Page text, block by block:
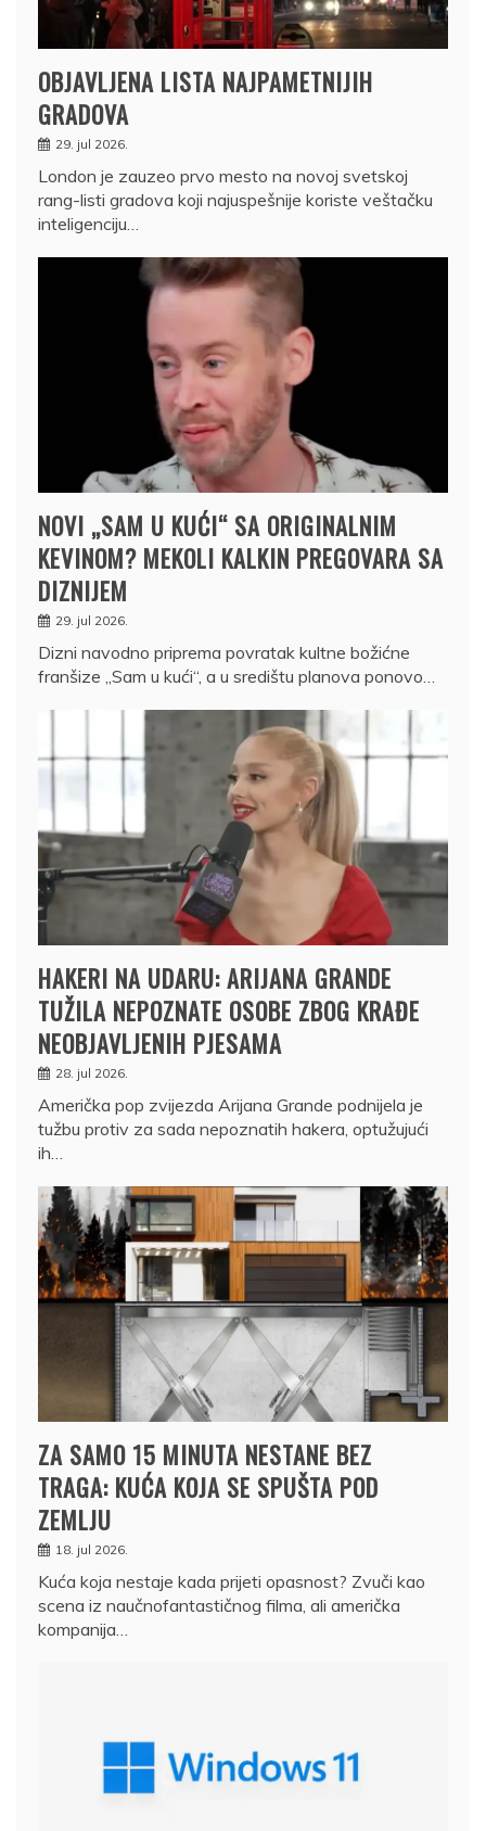
OBJAVLJENA LISTA NAJPAMETNIJIH
GRADOVA
29. jul 2026.
London je zauzeo prvo mesto na novoj svetskoj
rang-listi gradova koji najuspešnije koriste veštačku
inteligenciju…
NOVI „SAM U KUĆI“ SA ORIGINALNIM
KEVINOM? MEKOLI KALKIN PREGOVARA SA
DIZNIJEM
29. jul 2026.
Dizni navodno priprema povratak kultne božićne
franšize „Sam u kući“, a u središtu planova ponovo…
HAKERI NA UDARU: ARIJANA GRANDE
TUŽILA NEPOZNATE OSOBE ZBOG KRAĐE
NEOBJAVLJENIH PJESAMA
28. jul 2026.
Američka pop zvijezda Arijana Grande podnijela je
tužbu protiv za sada nepoznatih hakera, optužujući
ih…
ZA SAMO 15 MINUTA NESTANE BEZ
TRAGA: KUĆA KOJA SE SPUŠTA POD
ZEMLJU
18. jul 2026.
Kuća koja nestaje kada prijeti opasnost? Zvuči kao
scena iz naučnofantastičnog filma, ali američka
kompanija…